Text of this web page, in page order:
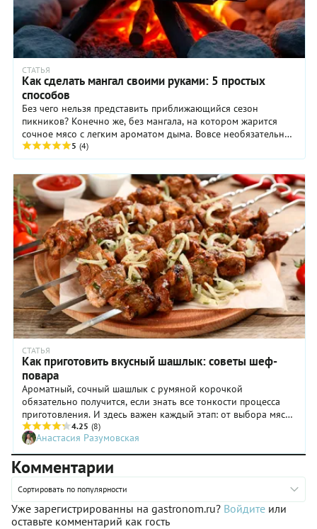
СТАТЬЯ
Как сделать мангал своими руками: 5 простых
способов
Без чего нельзя представить приближающийся сезон
пикников? Конечно же, без мангала, на котором жарится
сочное мясо с легким ароматом дыма. Вовсе необязательно
везти с собой громоздкую конструкцию или охотиться за
сборным мангалом в магазинах – в сезон и на праздниках
их быстро разбирают. Надежный мангал можно сделать
самостоятельно за считанные минуты.
5 (4)
СТАТЬЯ
Как приготовить вкусный шашлык: советы шеф-
повара
Ароматный, сочный шашлык с румяной корочкой
обязательно получится, если знать все тонкости процесса
приготовления. И здесь важен каждый этап: от выбора мяса
и маринада к нему до нанизывания на шампуры и
подготовки углей. Узнали у шеф-повара, как правильно
выбрать мясо, маринад и пожарить шашлык, а заодно
попросили поделиться проверенным рецептом маринада.
4.25 (8)
Анастасия Разумовская
Комментарии
Сортировать по популярности
Уже зарегистрированны на gastronom.ru? Войдите или
оставьте комментарий как гость